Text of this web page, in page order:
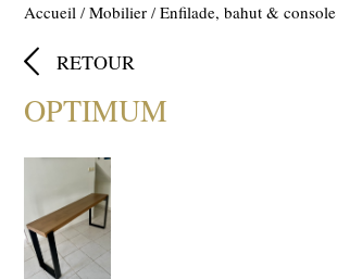
Accueil /Mobilier /Enfilade, bahut & console
 RETOUR
OPTIMUM